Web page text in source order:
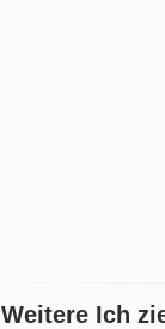
Weitere Ich